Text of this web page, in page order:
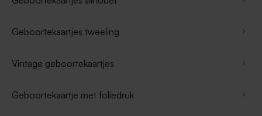
Geboortekaartjes tweeling
Vintage geboortekaartjes
Geboortekaartje met foliedruk